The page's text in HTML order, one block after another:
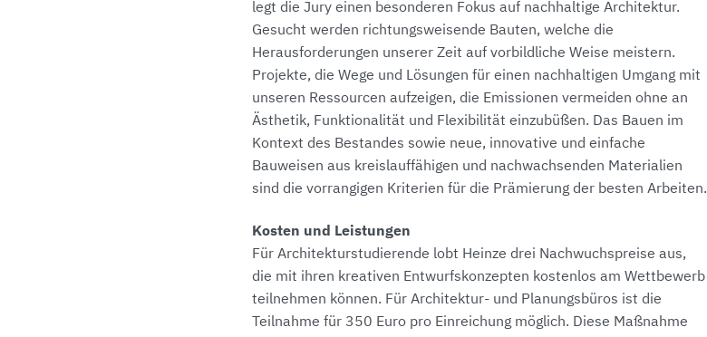
legt die Jury einen besonderen Fokus auf nachhaltige Architektur.
Gesucht werden richtungsweisende Bauten, welche die
Herausforderungen unserer Zeit auf vorbildliche Weise meistern.
Projekte, die Wege und Lösungen für einen nachhaltigen Umgang mit
unseren Ressourcen aufzeigen, die Emissionen vermeiden ohne an
Ästhetik, Funktionalität und Flexibilität einzubüßen. Das Bauen im
Kontext des Bestandes sowie neue, innovative und einfache
Bauweisen aus kreislauffähigen und nachwachsenden Materialien
sind die vorrangigen Kriterien für die Prämierung der besten Arbeiten.
Kosten und Leistungen
Für Architekturstudierende lobt Heinze drei Nachwuchspreise aus,
die mit ihren kreativen Entwurfskonzepten kostenlos am Wettbewerb
teilnehmen können. Für Architektur- und Planungsbüros ist die
Teilnahme für 350 Euro pro Einreichung möglich. Diese Maßnahme